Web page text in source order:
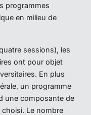
programmes
en milieu de
sessions), les
ont pour objet
En plus
un programme
une composante de
Le nombre